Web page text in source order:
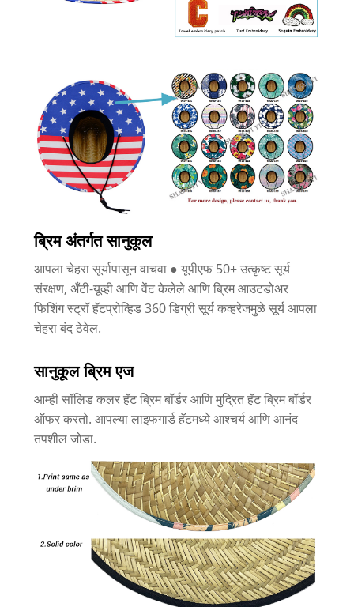
ब्रिम अंतर्गत सानुकूल
आपला चेहरा सूर्यापासून वाचवा ● यूपीएफ 50+ उत्कृष्ट सूर्य
संरक्षण, अँटी-यूव्ही आणि वेंट केलेले आणि ब्रिम आउटडोअर
फिशिंग स्ट्रॉ हॅटप्रोव्हिड 360 डिग्री सूर्य कव्हरेजमुळे सूर्य आपला
चेहरा बंद ठेवेल.
सानुकूल ब्रिम एज
आम्ही सॉलिड कलर हॅट ब्रिम बॉर्डर आणि मुद्रित हॅट ब्रिम बॉर्डर
ऑफर करतो. आपल्या लाइफगार्ड हॅटमध्ये आश्चर्य आणि आनंद
तपशील जोडा.